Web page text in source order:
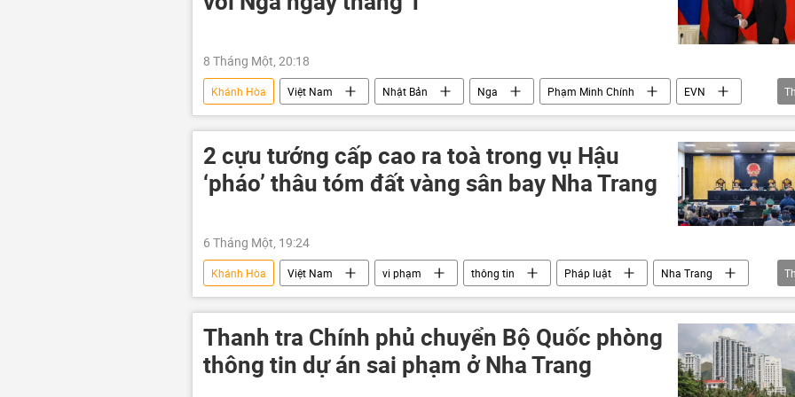
8 Tháng Một, 20:18
Khánh Hòa Việt Nam Nhật Bản Nga Phạm Minh Chính
EVN
PVN
Thế giới Chính trị Kinh tế
nhà máy điện hạt nhân
Ninh Thuận-1
nhà máy điện hạt nhân Ninh Thuận-1
Hợp tác Nga-Việt
Bộ Công Thương
2 cựu tướng cấp cao ra toà trong vụ Hậu
‘pháo’ thâu tóm đất vàng sân bay Nha Trang
6 Tháng Một, 19:24
Khánh Hòa Việt Nam vi phạm thông tin Pháp luật
Nha Trang
Sân bay
Thanh tra Chính phủ chuyển Bộ Quốc phòng
thông tin dự án sai phạm ở Nha Trang